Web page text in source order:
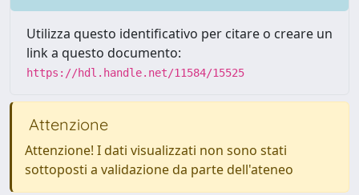
Utilizza questo identificativo per citare o creare un
link a questo documento:
https://hdl.handle.net/11584/15525
Attenzione
Attenzione! I dati visualizzati non sono stati
sottoposti a validazione da parte dell'ateneo